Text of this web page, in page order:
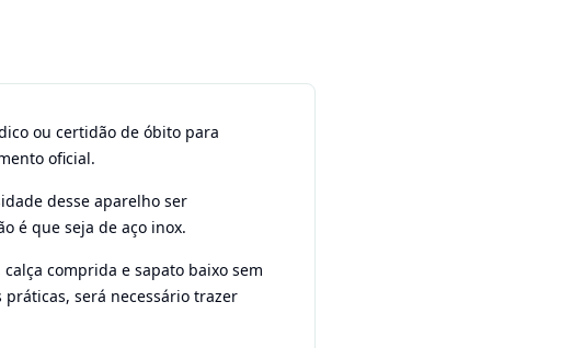
ou certidão de óbito para
oficial.
desse aparelho ser
é que seja de aço inox.
comprida e sapato baixo sem
será necessário trazer